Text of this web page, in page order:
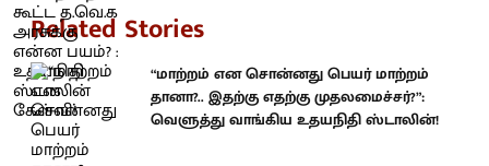
Related Stories
“மாற்றம் என சொன்னது பெயர் மாற்றம்
தானா?.. இதற்கு எதற்கு முதலமைச்சர்?”:
வெளுத்து வாங்கிய உதயநிதி ஸ்டாலின்!